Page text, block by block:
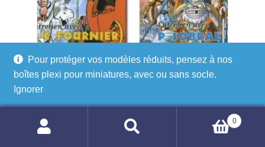
Pour protéger vos modèles réduits, pensez à nos
boîtes plexi pour miniatures, avec ou sans socle.
Ignorer
Magazine Tonnerre de Bulles N°3 – Fournier Sobral
Lemaire Nicoby Fuchs
Recherche
Recherche
0